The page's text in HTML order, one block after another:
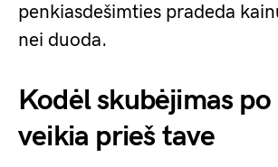
penkiasdešimties pradeda
nei duoda.
Kodėl skubėjimas
veikia prieš tave